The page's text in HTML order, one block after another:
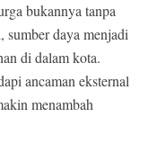
bukannya tanpa
sumber daya menjadi
di dalam kota.
ancaman eksternal
menambah